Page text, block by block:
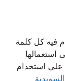
فيه كل كلمة
استعمالها
استخدام